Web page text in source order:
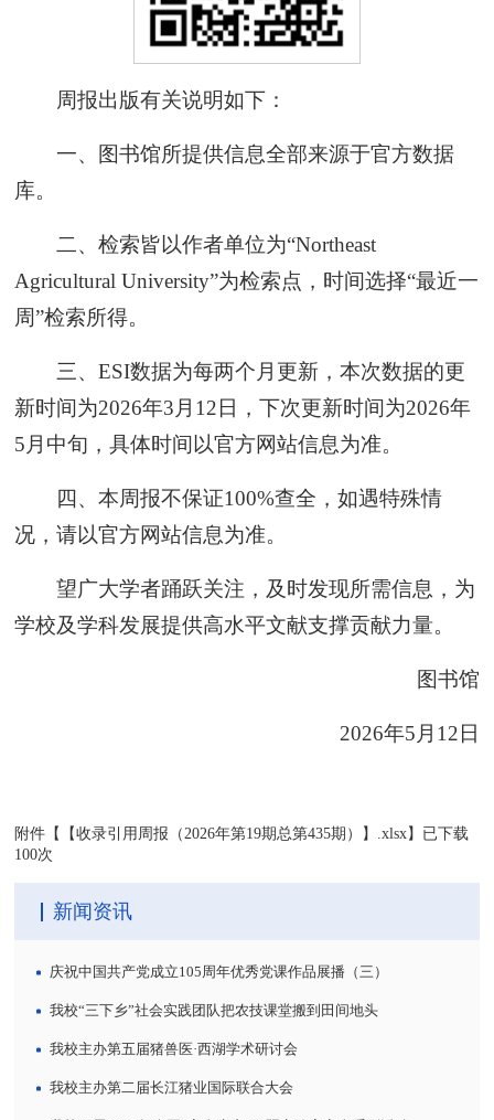
周报出版有关说明如下：
一、图书馆所提供信息全部来源于官方数据
库。
二、检索皆以作者单位为“Northeast
Agricultural University”为检索点，时间选择“最近一
周”检索所得。
三、ESI数据为每两个月更新，本次数据的更
新时间为2026年3月12日，下次更新时间为2026年
5月中旬，具体时间以官方网站信息为准。
四、本周报不保证100%查全，如遇特殊情
况，请以官方网站信息为准。
望广大学者踊跃关注，及时发现所需信息，为
学校及学科发展提供高水平文献支撑贡献力量。
图书馆
2026年5月12日
附件【 【收录引用周报（2026年第19期总第435期）】.xlsx】已下载
100次
新闻资讯
庆祝中国共产党成立105周年优秀党课作品展播（三）
我校“三下乡”社会实践团队把农技课堂搬到田间地头
我校主办第五届猪兽医·西湖学术研讨会
我校主办第二届长江猪业国际联合大会